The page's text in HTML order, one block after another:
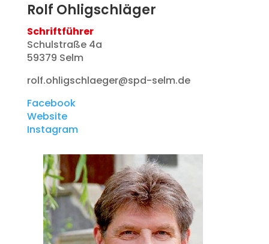
Rolf Ohligschläger
Schriftführer
Schulstraße 4a
59379 Selm
rolf.ohligschlaeger@spd-selm.de
Facebook
Website
Instagram